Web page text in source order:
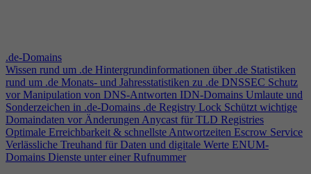
.de-Domains
Wissen rund um .de Hintergrundinformationen über .de Statistiken
rund um .de Monats- und Jahresstatistiken zu .de DNSSEC Schutz
vor Manipulation von DNS-Antworten IDN-Domains Umlaute und
Sonderzeichen in .de-Domains .de Registry Lock Schützt wichtige
Domaindaten vor ÄnderungenAnycast für TLD Registries
Optimale Erreichbarkeit & schnellste Antwortzeiten Escrow Service
Verlässliche Treuhand für Daten und digitale Werte ENUM-
Domains Dienste unter einer Rufnummer